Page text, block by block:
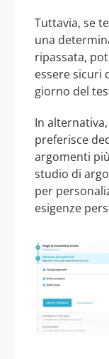
Tuttavia, se
una
ripassata,
essere sicuri
giorno del
In
preferisce
argomenti
studio di
per
esigenze